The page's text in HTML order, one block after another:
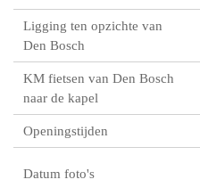
Ligging ten opzichte van
Den Bosch
KM fietsen van Den Bosch
naar de kapel
Openingstijden
Datum foto's